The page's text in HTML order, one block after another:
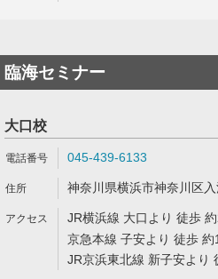
臨海セミナー
大口校
045-439-6133
神奈川県横浜市神奈川区
JR横浜線 大口より 徒歩
京急本線 子安より 徒歩 約
JR京浜東北線 新子安より